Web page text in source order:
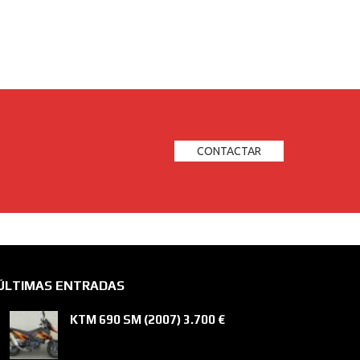
CONTACTAR
ENTRADAS
KTM 690 SM (2007) 3.700 €